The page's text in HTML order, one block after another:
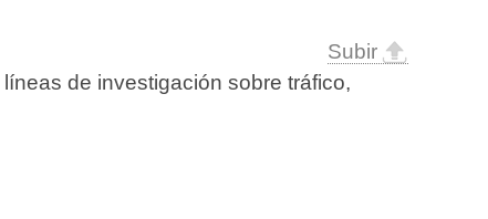
Subir
de investigación sobre tráfico,